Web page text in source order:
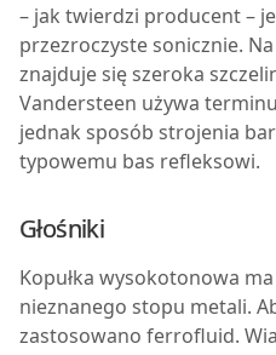
– jak twierdzi producent –
przezroczyste sonicznie.
znajduje się szeroka
Vandersteen używa
jednak sposób strojenia
typowemu bas refleksowi.
Głośniki
Kopułka wysokotonowa
nieznanego stopu metali.
zastosowano ferrofluid.